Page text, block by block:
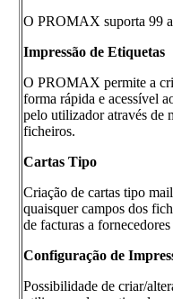
O PROMAX suporta 99
Impressão de Etiquetas
O PROMAX permite a
forma rápida e acessível
pelo utilizador através de
ficheiros.
Cartas Tipo
Criação de cartas tipo
quaisquer campos dos
de facturas a
Configuração de
Possibilidade de criar/